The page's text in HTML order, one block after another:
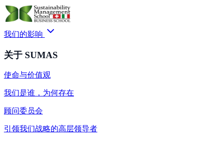
我们的影响
关于 SUMAS
使命与价值观
我们是谁，为何存在
顾问委员会
引领我们战略的高层领导者